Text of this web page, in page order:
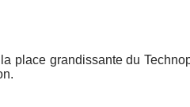
place grandissante du